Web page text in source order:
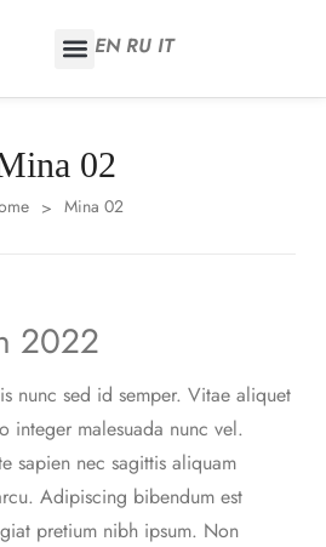
EN RU IT
02
> Mina 02
2022
nunc sed id semper. Vitae aliquet
integer malesuada nunc vel.
sapien nec sagittis aliquam
Adipiscing bibendum est
pretium nibh ipsum. Non